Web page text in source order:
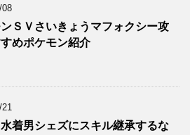
08
ＳＶさいきょうマフォクシー攻
めポケモン紹介
21
水着男シェズにスキル継承するな